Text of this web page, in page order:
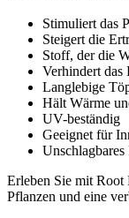
Stimuliert das
Steigert die
Stoff, der die
Verhindert das
Langlebige
Hält Wärme
UV-beständig
Geeignet für
Erleben Sie mit Root
Pflanzen und eine